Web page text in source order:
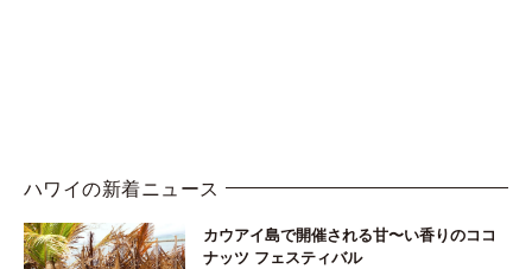
ハワイの新着ニュース
カウアイ島で開催される甘〜い香りのココ
ナッツ フェスティバル